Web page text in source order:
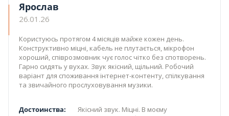
Ярослав
26.01.26
Користуюсь протягом 4 місяців майже кожен день.
Конструктивно міцні, кабель не плутається, мікрофон
хороший, співрозмовник чує голос чітко без спотворень.
Гарно сидять у вухах. Звук якісний, щільний. Робочий
варіант для споживання інтернет-контенту, спілкування
та звичайного прослуховування музики.
Достоинства:
Якісний звук. Міцні. В моєму